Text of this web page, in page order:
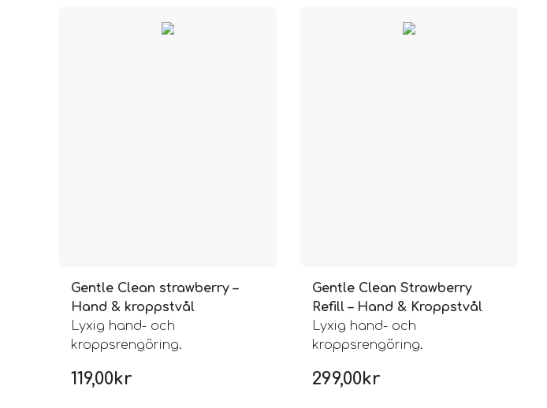
Gentle Clean strawberry –
Hand & kroppstvål
Lyxig hand- och
kroppsrengöring.
119,00kr
Gentle Clean Strawberry
Refill – Hand & Kroppstvål
Lyxig hand- och
kroppsrengöring.
299,00kr